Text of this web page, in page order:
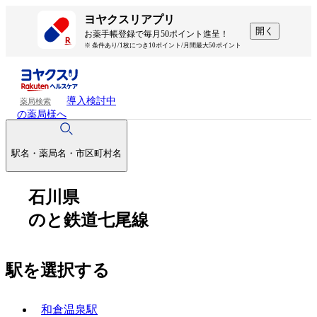
ヨヤクスリアプリ
お薬手帳登録で毎月50ポイント進呈！
※ 条件あり/1枚につき10ポイント/月間最大50ポイント
開く
薬局検索
導入検討中
の薬局様へ
駅名・薬局名・市区町村名
石川県
のと鉄道七尾線
駅を選択する
和倉温泉駅